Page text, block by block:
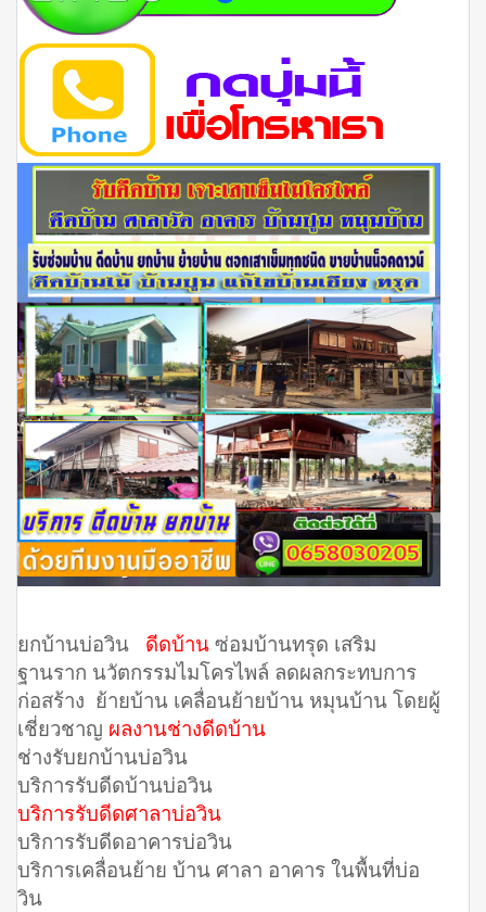
ยกบ้านบ่อวิน ดีดบ้าน ซ่อมบ้านทรุด เสริม
ฐานราก นวัตกรรมไมโครไพล์ ลดผลกระทบการ
ก่อสร้าง ย้ายบ้าน เคลื่อนย้ายบ้าน หมุนบ้าน โดยผู้
เชี่ยวชาญ ผลงานช่างดีดบ้าน
ช่างรับยกบ้านบ่อวิน
บริการรับดีดบ้านบ่อวิน
บริการรับดีดศาลาบ่อวิน
บริการรับดีดอาคารบ่อวิน
บริการเคลื่อนย้าย บ้าน ศาลา อาคาร ในพื้นที่บ่อ
วิน